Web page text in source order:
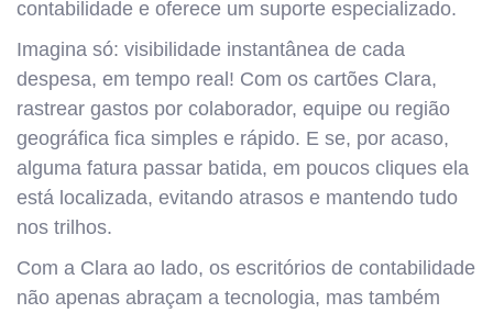
contabilidade e oferece um suporte especializado.
Imagina só: visibilidade instantânea de cada
despesa, em tempo real! Com os cartões Clara,
rastrear gastos por colaborador, equipe ou região
geográfica fica simples e rápido. E se, por acaso,
alguma fatura passar batida, em poucos cliques ela
está localizada, evitando atrasos e mantendo tudo
nos trilhos.
Com a Clara ao lado, os escritórios de contabilidade
não apenas abraçam a tecnologia, mas também